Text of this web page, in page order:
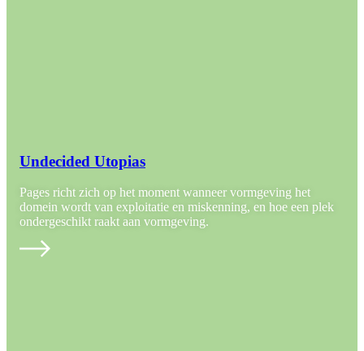
Undecided Utopias
Pages richt zich op het moment wanneer vormgeving het
domein wordt van exploitatie en miskenning, en hoe een plek
ondergeschikt raakt aan vormgeving.